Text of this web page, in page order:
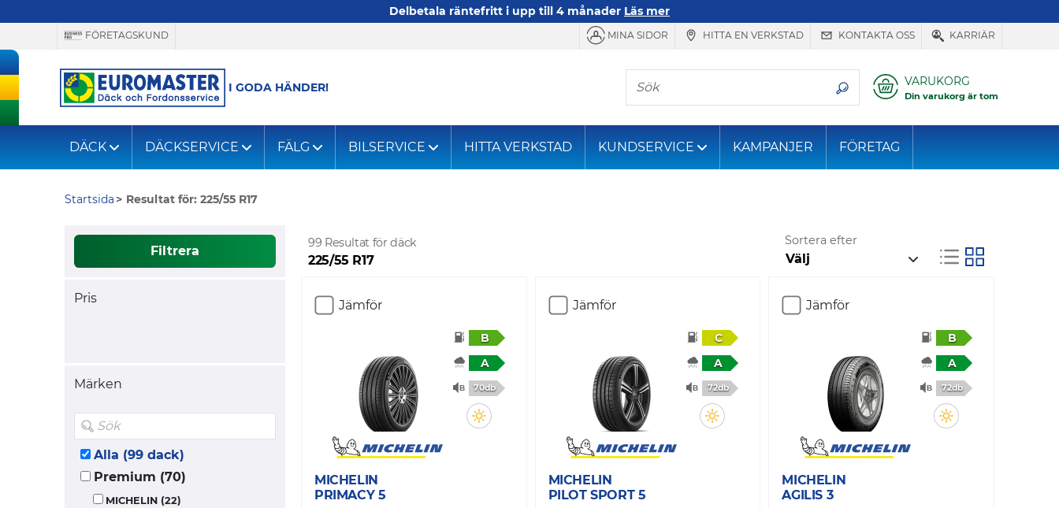
Delbetala räntefritt i upp till 4 månader Läs mer
FÖRETAGSKUND MINA SIDOR HITTA EN VERKSTAD KONTAKTA OSS KARRIÄR
I GODA HÄNDER!
Sök VARUKORG
Din varukorg är tom
DÄCK DÄCKSERVICE FÄLG BILSERVICE HITTA VERKSTAD KUNDSERVICE KAMPANJER FÖRETAG
Startsida Resultat för: 225/55 R17
Filtrera
Pris
Märken
Alla (99 dack)
Premium (70)
MICHELIN (22)
99 Resultat för däck
225/55 R17
Sortera efter
Jämför
B
A
70db
MICHELIN
PRIMACY 5
Jämför
C
A
72db
MICHELIN
PILOT SPORT 5
Jämför
B
A
72db
MICHELIN
AGILIS 3